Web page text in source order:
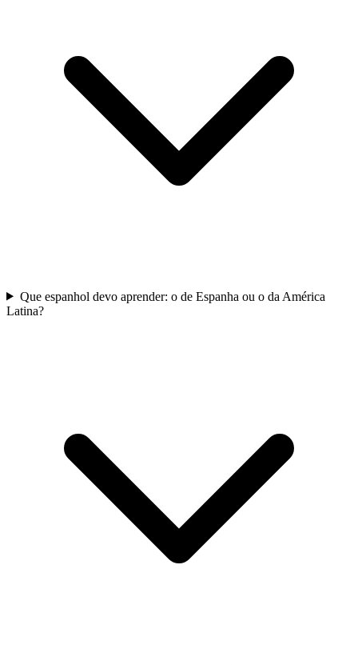
Que espanhol devo aprender: o de Espanha ou o da América
Latina?